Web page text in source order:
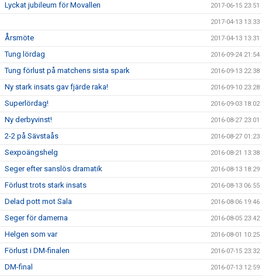
Lyckat jubileum för Movallen 2017-06-15 23:51
2017-04-13 13:33
Årsmöte 2017-04-13 13:31
Tung lördag 2016-09-24 21:54
Tung förlust på matchens sista spark 2016-09-13 22:38
Ny stark insats gav fjärde raka! 2016-09-10 23:28
Superlördag! 2016-09-03 18:02
Ny derbyvinst! 2016-08-27 23:01
2-2 på Sävstaås 2016-08-27 01:23
Sexpoängshelg 2016-08-21 13:38
Seger efter sanslös dramatik 2016-08-13 18:29
Förlust trots stark insats 2016-08-13 06:55
Delad pott mot Sala 2016-08-06 19:46
Seger för damerna 2016-08-05 23:42
Helgen som var 2016-08-01 10:25
Förlust i DM-finalen 2016-07-15 23:32
DM-final 2016-07-13 12:59